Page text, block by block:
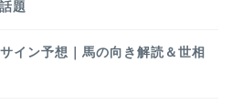
題
イン予想｜馬の向き解読＆世相